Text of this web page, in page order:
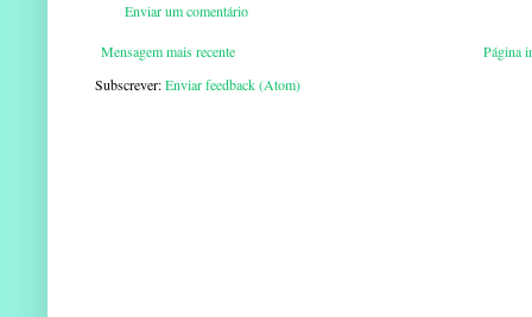
Enviar um comentário
Mensagem mais recente
Página
Subscrever:Enviar feedback (Atom)